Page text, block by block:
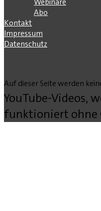
Abo
Kontakt
Impressum
Datenschutz
Auf dieser Seite werden
YouTube-Videos,
funktioniert ohne